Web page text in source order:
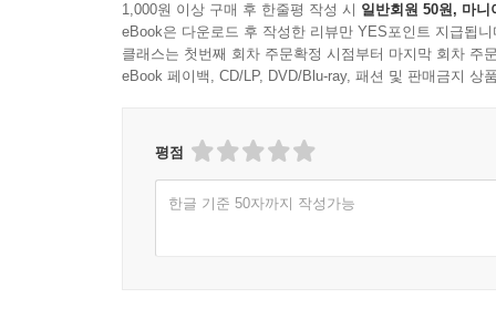
1,000원 이상 구매 후 한줄평 작성 시 일반회원 50원, 마니
eBook은 다운로드 후 작성한 리뷰만 YES포인트 지급됩니
클래스는 첫번째 회차 주문확정 시점부터 마지막 회차 주
eBook 페이백, CD/LP, DVD/Blu-ray, 패션 및 판매금지 상
평점
한글 기준 50자까지 작성가능